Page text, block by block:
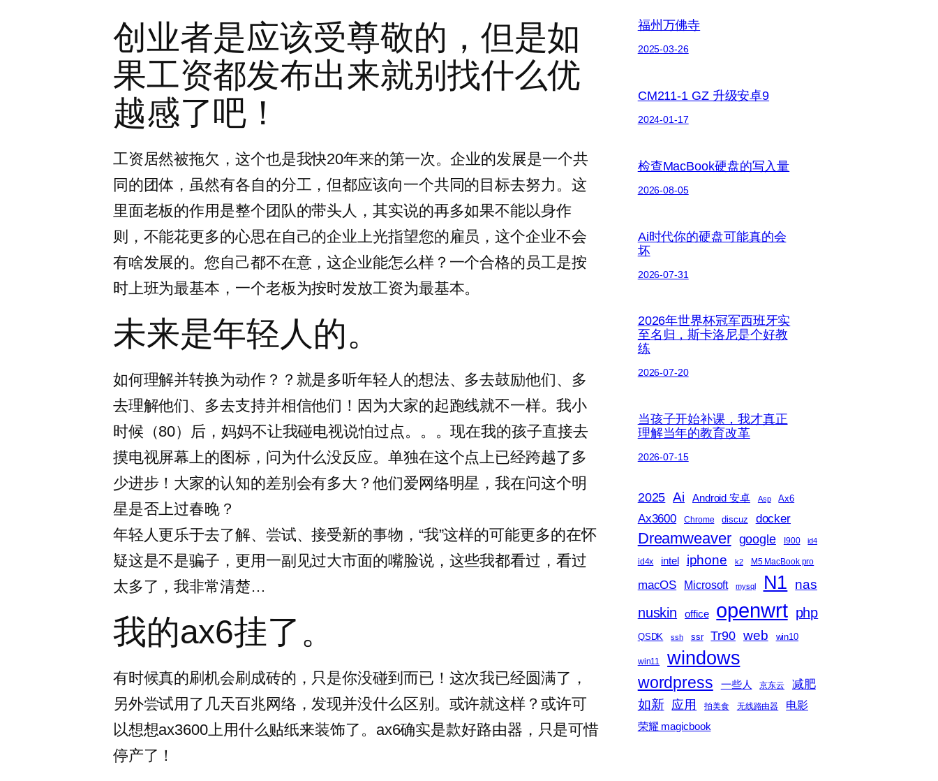
创业者是应该受尊敬的，但是如
果工资都发布出来就别找什么优
越感了吧！
工资居然被拖欠，这个也是我快20年来的第一次。企业的发展是一个共
同的团体，虽然有各自的分工，但都应该向一个共同的目标去努力。这
里面老板的作用是整个团队的带头人，其实说的再多如果不能以身作
则，不能花更多的心思在自己的企业上光指望您的雇员，这个企业不会
有啥发展的。您自己都不在意，这企业能怎么样？一个合格的员工是按
时上班为最基本，一个老板为按时发放工资为最基本。
未来是年轻人的。
如何理解并转换为动作？？就是多听年轻人的想法、多去鼓励他们、多
去理解他们、多去支持并相信他们！因为大家的起跑线就不一样。我小
时候（80）后，妈妈不让我碰电视说怕过点。。。现在我的孩子直接去
摸电视屏幕上的图标，问为什么没反应。单独在这个点上已经跨越了多
少进步！大家的认知的差别会有多大？他们爱网络明星，我在问这个明
星是否上过春晚？
年轻人更乐于去了解、尝试、接受新的事物，“我”这样的可能更多的在怀
疑这是不是骗子，更用一副见过大市面的嘴脸说，这些我都看过，看过
太多了，我非常清楚…
我的ax6挂了。
有时候真的刷机会刷成砖的，只是你没碰到而已！这次我已经圆满了，
另外尝试用了几天百兆网络，发现并没什么区别。或许就这样？或许可
以想想ax3600上用什么贴纸来装饰了。ax6确实是款好路由器，只是可惜
停产了！
福州万佛寺
2025-03-26
CM211-1 GZ 升级安卓9
2024-01-17
检查MacBook硬盘的写入量
2026-08-05
Ai时代你的硬盘可能真的会
坏
2026-07-31
2026年世界杯冠军西班牙实
至名归，斯卡洛尼是个好教
练
2026-07-20
当孩子开始补课，我才真正
理解当年的教育改革
2026-07-15
2025 Ai Android 安卓 Asp Ax6
Ax3600 Chrome discuz docker
Dreamweaver google I900 id4
id4x intel iphone k2 M5 MacBook pro
macOS Microsoft mysql N1 nas
nuskin
office openwrt php
QSDK ssh ssr Tr90 web win10
win11 windows
wordpress 一些人 京东云 减肥
如新 应用 拍美食 无线路由器 电影
荣耀 magicbook